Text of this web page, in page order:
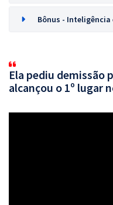
Bônus -
Ela pediu demissão
alcançou o 1º lugar